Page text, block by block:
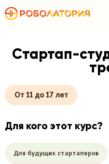
Стартап-
От 11 до 17 лет
Для кого этот курс?
Для будущих стартаперов